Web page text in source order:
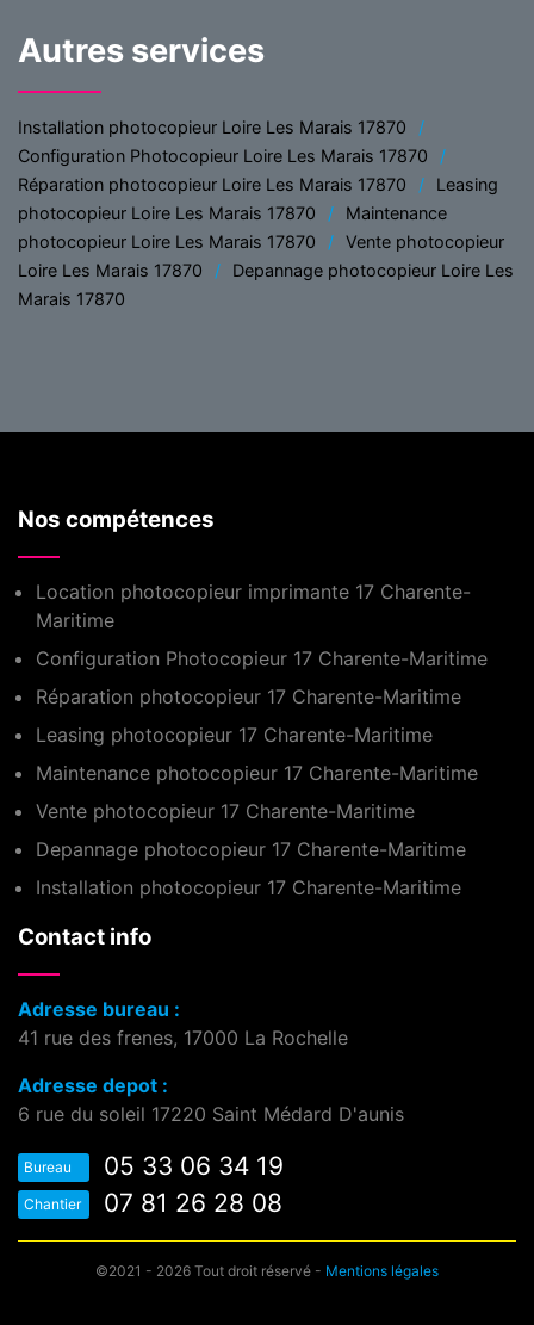
Autres services
Installation photocopieur Loire Les Marais 17870
Configuration Photocopieur Loire Les Marais 17870
Réparation photocopieur Loire Les Marais 17870
Leasing
photocopieur Loire Les Marais 17870
Maintenance
photocopieur Loire Les Marais 17870
Vente photocopieur
Loire Les Marais 17870
Depannage photocopieur Loire Les
Marais 17870
Nos compétences
Location photocopieur imprimante 17 Charente-
Maritime
Configuration Photocopieur 17 Charente-Maritime
Réparation photocopieur 17 Charente-Maritime
Leasing photocopieur 17 Charente-Maritime
Maintenance photocopieur 17 Charente-Maritime
Vente photocopieur 17 Charente-Maritime
Depannage photocopieur 17 Charente-Maritime
Installation photocopieur 17 Charente-Maritime
Contact info
Adresse bureau :
41 rue des frenes, 17000 La Rochelle
Adresse depot :
6 rue du soleil 17220 Saint Médard D'aunis
Bureau 05 33 06 34 19
Chantier 07 81 26 28 08
©2021 - 2026 Tout droit réservé - Mentions légales